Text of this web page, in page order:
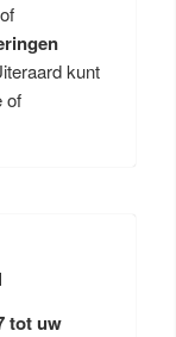
kunt
of
tot uw